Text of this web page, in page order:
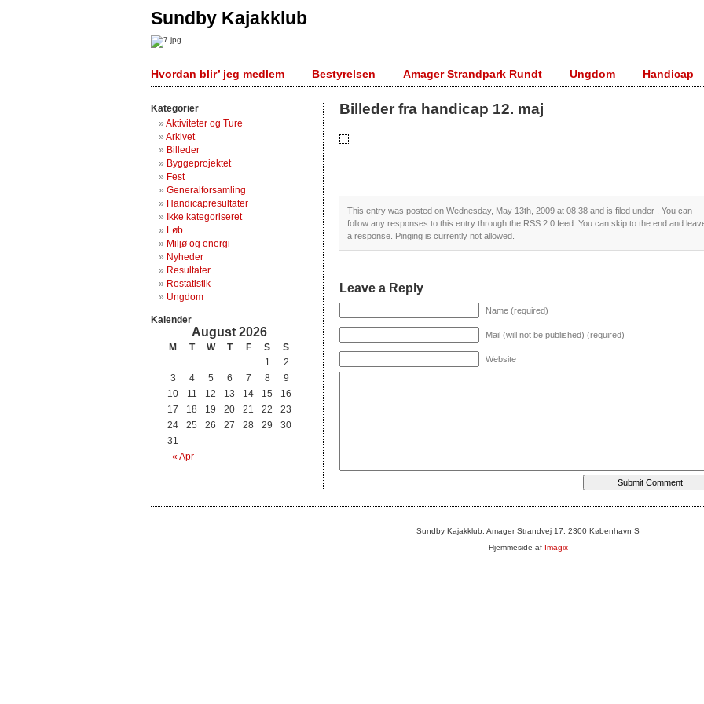
Sundby Kajakklub
Hvordan blir’ jeg medlem Bestyrelsen Amager Strandpark Rundt Ungdom Handicap
Kategorier
Aktiviteter og Ture
Arkivet
Billeder
Byggeprojektet
Fest
Generalforsamling
Handicapresultater
Ikke kategoriseret
Løb
Miljø og energi
Nyheder
Resultater
Rostatistik
Ungdom
Kalender
August 2026
M T W T F S S
« Apr
1
2
3
4 5 6 7 8
9
10
11 12 13 14 15
16
17
18 19 20 21 22
23
24
25 26 27 28 29
30
31
Billeder fra handicap 12. maj
This entry was posted on Wednesday, May 13th, 2009 at 08:38 and is filed under . You can
follow any responses to this entry through the RSS 2.0 feed. You can skip to the end and
a response. Pinging is currently not allowed.
Leave a Reply
Name (required)
Mail (will not be published) (required)
Website
Sundby Kajakklub, Amager Strandvej 17, 2300 København S
Hjemmeside af Imagix